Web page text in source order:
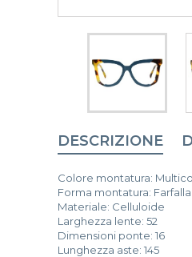
DESCRIZIONE
Colore montatura:
Forma montatura: Farfalla
Materiale: Celluloide
Larghezza lente: 52
Dimensioni ponte: 16
Lunghezza aste: 145